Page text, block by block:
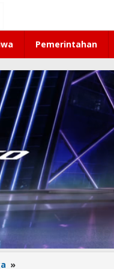
Pemerintahan
»